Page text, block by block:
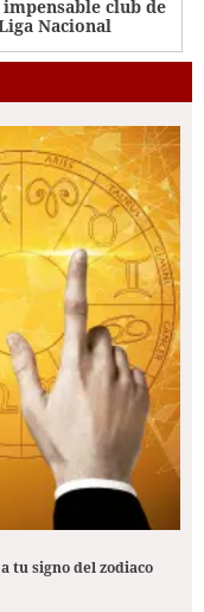
club de
Nacional
tu signo del zodiaco